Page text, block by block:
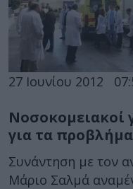
27 Ιουνίου 2012
Νοσοκομειακοί
για τα
Συνάντηση με τον
Μάριο Σαλμά